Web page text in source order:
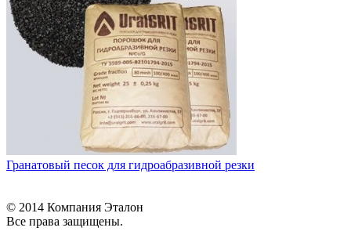
Гранатовый песок для гидроабразивной резки
© 2014 Компания Эталон
Все права защищены.